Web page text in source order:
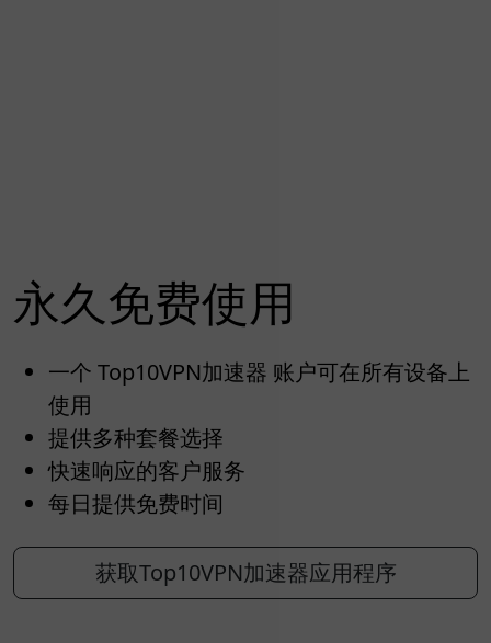
永久免费使用
一个 Top10VPN加速器 账户可在所有设备上
使用
提供多种套餐选择
快速响应的客户服务
每日提供免费时间
获取Top10VPN加速器应用程序